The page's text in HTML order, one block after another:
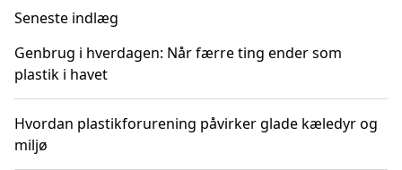
Seneste indlæg
Genbrug i hverdagen: Når færre ting ender som
plastik i havet
Hvordan plastikforurening påvirker glade kæledyr og
miljø